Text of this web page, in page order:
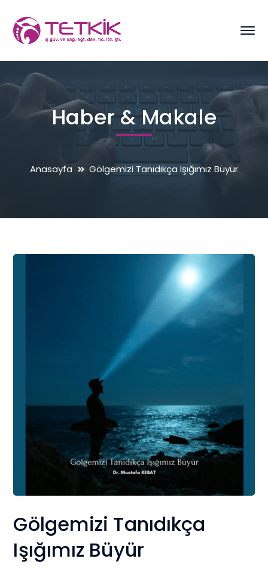
Haber & Makale
Anasayfa Gölgemizi Tanıdıkça Işığımız Büyür
Gölgemizi Tanıdıkça
Işığımız Büyür